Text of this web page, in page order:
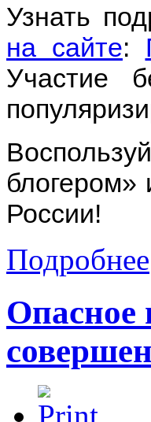
Узнать
на сайте:
Участие
блогером»
России!
Подробнее
Опасное